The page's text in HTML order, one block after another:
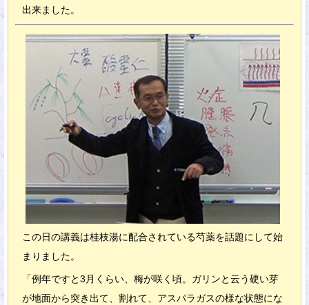
出来ました。
この日の講義は桂枝湯に配合されている芍薬を話題にして始
まりました。
「例年ですと3月くらい、梅が咲く頃。ガリンと云う硬い芽
が地面から突き出て、割れて、アスパラガスの様な状態にな